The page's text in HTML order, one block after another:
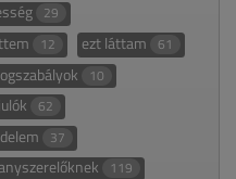
29
12 ezt láttam 61
10
62
37
119